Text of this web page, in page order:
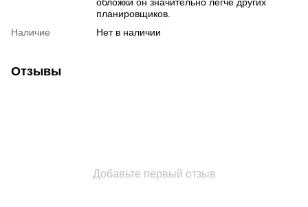
планировщиков.
Наличие
Нет в наличии
Отзывы
Добавьте первый отзыв